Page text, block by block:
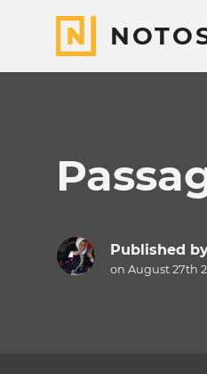
Published
on August 27th